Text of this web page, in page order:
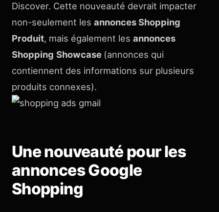
Discover. Cette nouveauté devrait impacter
non-seulement les annonces Shopping
Produit, mais également les annonces
Shopping Showcase (annonces qui
contiennent des informations sur plusieurs
produits connexes).
Une nouveauté pour les
annonces Google
Shopping